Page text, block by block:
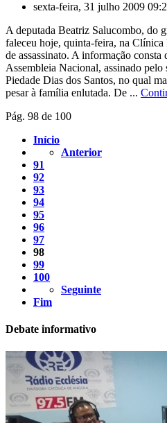
sexta-feira, 31 julho 2009
A deputada Beatriz Salucombo, do
faleceu hoje, quinta-feira, na
de assassinato. A informação consta
Assembleia Nacional, assinado pelo
Piedade Dias dos Santos, no qual
pesar à família enlutada. De ...
Pág. 98 de 100
Início
Anterior
91
92
93
94
95
96
97
98
99
100
Seguinte
Fim
Debate informativo